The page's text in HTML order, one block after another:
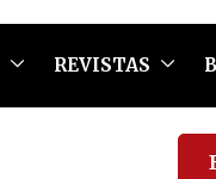
REVISTAS